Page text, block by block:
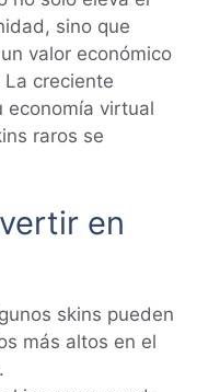
sino que
valor económico
creciente
economía virtual
raros se
en
skins pueden
más altos en el